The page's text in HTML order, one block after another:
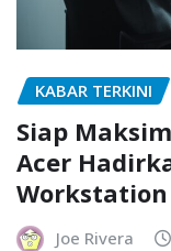
KABAR TERKINI
Siap
Acer
Workstation
Joe Rivera